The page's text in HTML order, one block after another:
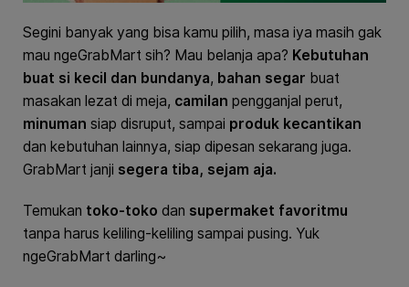
Segini banyak yang bisa kamu pilih, masa iya masih gak
mau ngeGrabMart sih? Mau belanja apa? Kebutuhan
buat si kecil dan bundanya, bahan segar buat
masakan lezat di meja, camilan pengganjal perut,
minuman siap disruput, sampai produk kecantikan
dan kebutuhan lainnya, siap dipesan sekarang juga.
GrabMart janji segera tiba, sejam aja.
Temukan toko-toko dan supermaket favoritmu
tanpa harus keliling-keliling sampai pusing. Yuk
ngeGrabMart darling~